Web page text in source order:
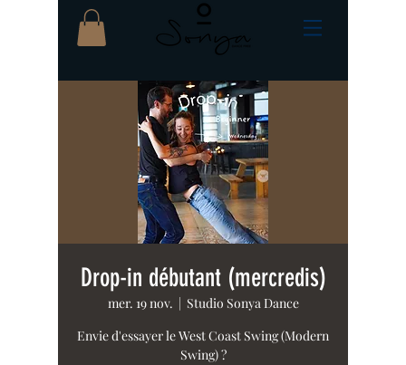
Drop-in débutant (mercredis)
mer. 19 nov.
  |
Studio Sonya Dance
Envie d'essayer le West Coast Swing (Modern
Swing) ?